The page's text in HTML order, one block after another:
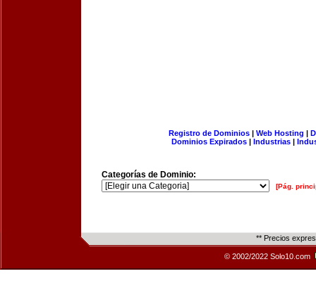
Registro de Dominios| Web Hosting |
Dominios Expirados | Industrias |
Categorías de Dominio:
[Pág.
** Precios
© 2002/2022 Solo10.com